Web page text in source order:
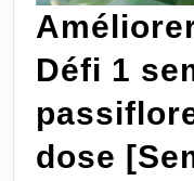
Défi 1
dose